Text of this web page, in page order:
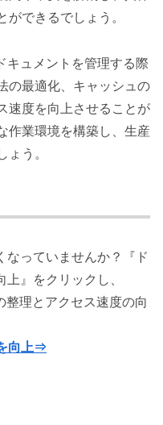
ができるでしょう。
キュメントを管理する際
の最適化、キャッシュの
速度を向上させることが
作業環境を構築し、生産
ょう。
なっていませんか？『ド
』をクリックし、
理とアクセス速度の向
向上⇒